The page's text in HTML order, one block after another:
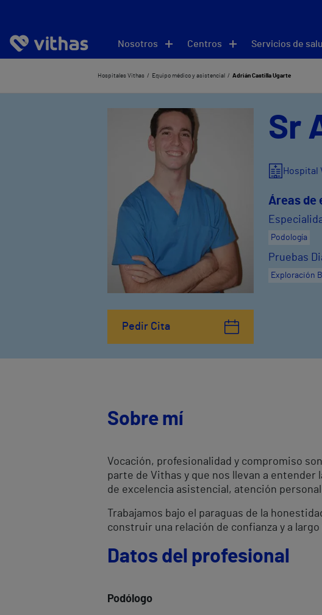
Nosotros Centros Servicios de
Hospitales Vithas Equipo médico y asistencial Adrián Castilla Ugarte
Pedir Cita
Sr
Hospital
Áreas de
Podología
Pruebas
Exploración
Sobre mí
Vocación, profesionalidad y compromiso
parte de Vithas y que nos llevan a
de excelencia asistencial, atención
Trabajamos bajo el paraguas de la
construir una relación de confianza y a
Datos del profesional
Podólogo